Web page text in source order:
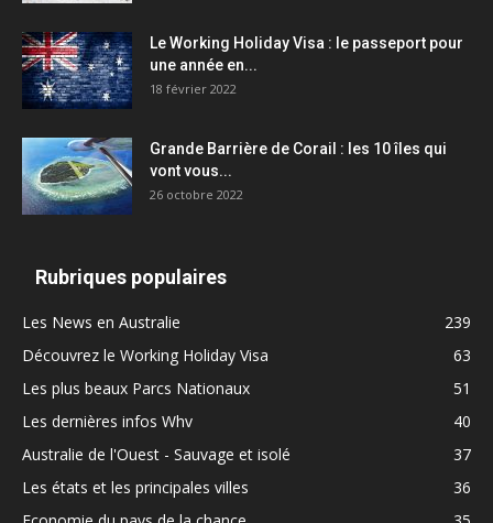
Le Working Holiday Visa : le passeport pour
une année en...
18 février 2022
Grande Barrière de Corail : les 10 îles qui
vont vous...
26 octobre 2022
Rubriques populaires
Les News en Australie
239
Découvrez le Working Holiday Visa
63
Les plus beaux Parcs Nationaux
51
Les dernières infos Whv
40
Australie de l'Ouest - Sauvage et isolé
37
Les états et les principales villes
36